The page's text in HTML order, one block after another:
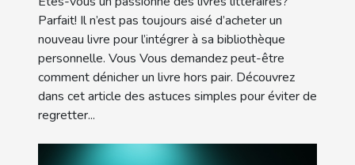
Parfait! Il n’est pas toujours aisé d’acheter un
nouveau livre pour l’intégrer à sa bibliothèque
personnelle. Vous Vous demandez peut-être
comment dénicher un livre hors pair. Découvrez
dans cet article des astuces simples pour éviter de
regretter...